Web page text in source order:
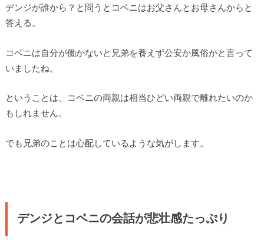
デンジが誰から？と問うとコベニはお父さんとお母さんからと
答える。
コベニは自分が働かないと兄弟を養えず公安か風俗かと言って
いましたね。
ということは、コベニの両親は相当ひどい両親で離れたいのか
もしれません。
でも兄弟のことは心配しているような気がします。
デンジとコベニの会話が悲壮感たっぷり